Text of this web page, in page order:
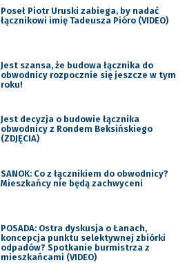
Poseł Piotr Uruski zabiega, by nadać
łącznikowi imię Tadeusza Pióro (VIDEO)
Jest szansa, że budowa łącznika do
obwodnicy rozpocznie się jeszcze w tym
roku!
Jest decyzja o budowie łącznika
obwodnicy z Rondem Beksińskiego
(ZDJĘCIA)
SANOK: Co z łącznikiem do obwodnicy?
Mieszkańcy nie będą zachwyceni
POSADA: Ostra dyskusja o Łanach,
koncepcja punktu selektywnej zbiórki
odpadów? Spotkanie burmistrza z
mieszkańcami (VIDEO)